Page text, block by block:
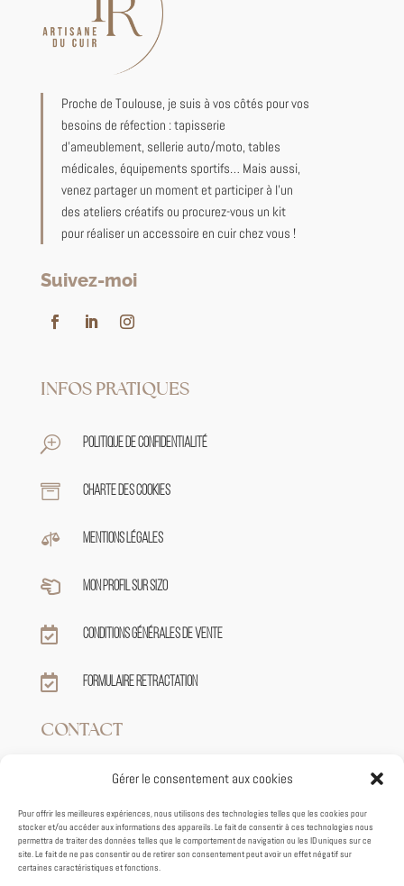
Gérer le consentement aux cookies
Pour offrir les meilleures expériences, nous utilisons des technologies telles que les cookies pour
stocker et/ou accéder aux informations des appareils. Le fait de consentir à ces technologies nous
permettra de traiter des données telles que le comportement de navigation ou les ID uniques sur ce
site. Le fait de ne pas consentir ou de retirer son consentement peut avoir un effet négatif sur
certaines caractéristiques et fonctions.
Proche de Toulouse, je suis à vos côtés pour vos
besoins de réfection : tapisserie
d’ameublement, sellerie auto/moto, tables
médicales, équipements sportifs… Mais aussi,
venez partager un moment et participer à l’un
des ateliers créatifs ou procurez-vous un kit
pour réaliser un accessoire en cuir chez vous !
Suivez-moi
INFOS PRATIQUES
T Politique de confidentialité
 Charte des cookies
 Mentions légales
 Mon profil sur sizo
 Conditions générales de vente
 Formulaire retractation
CONTACT
+33 7 82 62 39 59
 contact@tiphaineroux.fr
95 VIEUX VHEMIN DE GRENADE